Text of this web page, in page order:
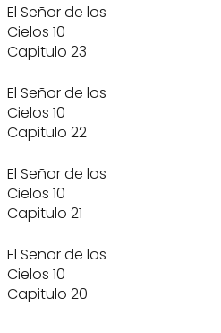
El Señor de los
Cielos 10
Capitulo 23
El Señor de los
Cielos 10
Capitulo 22
El Señor de los
Cielos 10
Capitulo 21
El Señor de los
Cielos 10
Capitulo 20